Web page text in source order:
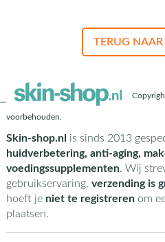
TERUG
voorbehouden.
Skin-shop.nl is sinds 2013
huidverbetering, anti-aging,
voedingssupplementen. Wij
gebruikservaring, verzending is
hoeft je niet te registrerenom
plaatsen.